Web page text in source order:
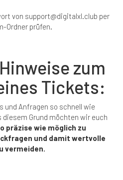
von support@digitalxl.club per
Ordner prüfen.
zum
Tickets:
und Anfragen so schnell wie
Grund möchten wir euch
präzise wie möglich zu
und damit wertvolle
vermeiden.